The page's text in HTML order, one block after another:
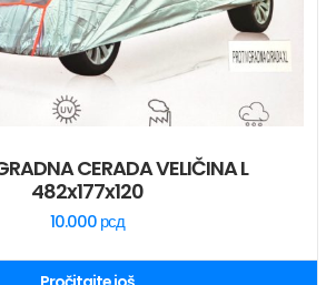
CERADA VELIČINA L
482x177x120
10.000 рсд